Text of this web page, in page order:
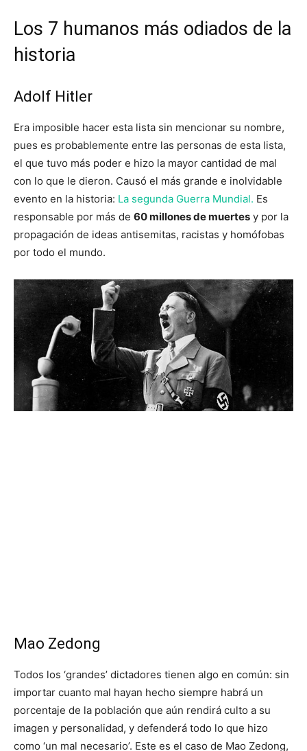
Los 7 humanos más odiados de la
historia
Adolf Hitler
Era imposible hacer esta lista sin mencionar su nombre,
pues es probablemente entre las personas de esta lista,
el que tuvo más poder e hizo la mayor cantidad de mal
con lo que le dieron. Causó el más grande e inolvidable
evento en la historia: La segunda Guerra Mundial. Es
responsable por más de 60 millones de muertes y por la
propagación de ideas antisemitas, racistas y homófobas
por todo el mundo.
Mao Zedong
Todos los ‘grandes’ dictadores tienen algo en común: sin
importar cuanto mal hayan hecho siempre habrá un
porcentaje de la población que aún rendirá culto a su
imagen y personalidad, y defenderá todo lo que hizo
como ‘un mal necesario’. Este es el caso de Mao Zedong,